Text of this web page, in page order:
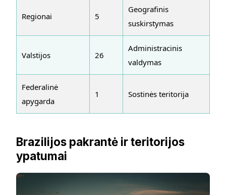
Regionai 5
Geografinis
suskirstymas
Valstijos 26
Administracinis
valdymas
Federalinė
apygarda
1 Sostinės teritorija
Brazilijos pakrantė ir teritorijos
ypatumai